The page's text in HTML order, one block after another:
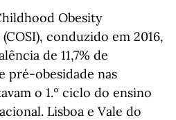
Obesity
conduzido em 2016,
de 11,7% de
pré-obesidade nas
o 1.º ciclo do ensino
Lisboa e Vale do